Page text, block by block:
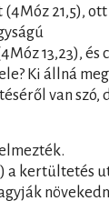
21,5), ott
13,23), és
Ki állná
van szó,
a kertültetés